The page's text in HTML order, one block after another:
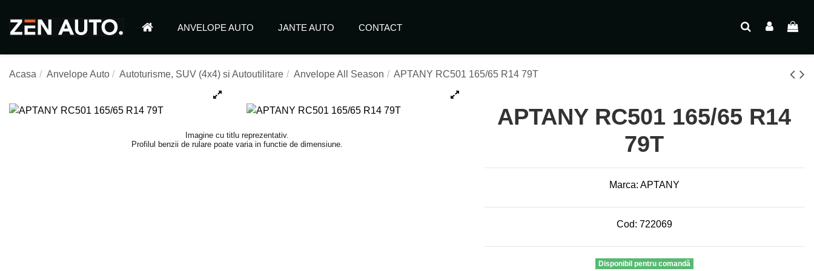
ANVELOPE AUTO JANTE AUTO CONTACT
Acasa Anvelope Auto Autoturisme, SUV (4x4) si Autoutilitare Anvelope All Season APTANY RC501 165/65 R14 79T
Imagine cu titlu reprezentativ.
Profilul benzii de rulare poate varia in functie de dimensiune.
APTANY RC501 165/65 R14
79T
Marca: APTANY
Cod: 722069
Disponibil pentru comandă